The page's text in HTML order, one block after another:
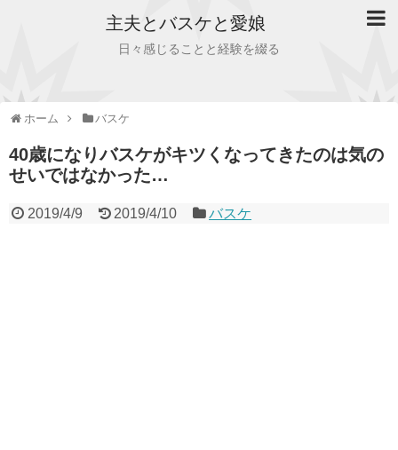
主夫とバスケと愛娘
日々感じることと経験を綴る
ホーム バスケ
40歳になりバスケがキツくなってきたのは気の
せいではなかった…
2019/4/9 2019/4/10 バスケ